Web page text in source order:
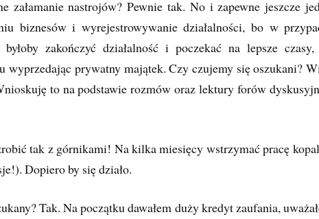
załamanie nastrojów? Pewnie tak. No i zapewne jeszcze
biznesów i wyrejestrowywanie działalności, bo w
zakończyć działalność i poczekać na lepsze
wyprzedając prywatny majątek. Czy czujemy się oszukani?
to na podstawie rozmów oraz lektury forów
tak z górnikami! Na kilka miesięcy wstrzymać pracę
Dopiero by się działo.
Tak. Na początku dawałem duży kredyt zaufania,